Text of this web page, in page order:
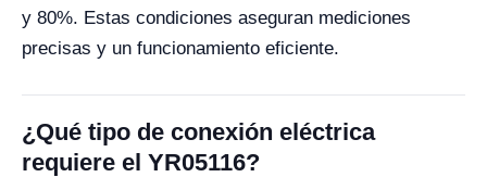
y 80%. Estas condiciones aseguran mediciones
precisas y un funcionamiento eficiente.
¿Qué tipo de conexión eléctrica
requiere el YR05116?